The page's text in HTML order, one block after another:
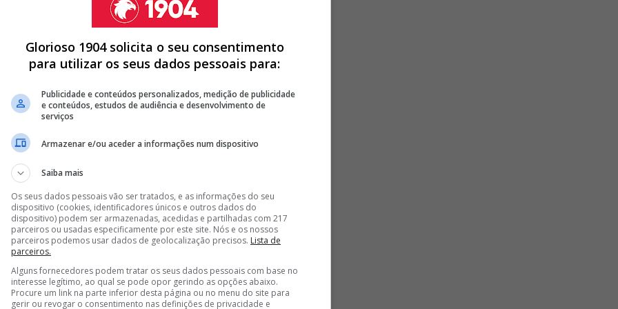
das águias sente que em Lisboa viveu
carreira, tendo sido na capital portuguesa que se
internacional.
E BENFICA JÁ TOMOU DECISÃO SOBRE EDERSON
CITY COMO POSSÍVEL SUBSTITUTO DE TRUBIN
A CABEÇA E FENERBAHÇE HIPOTECA TÍTULO (VÍDEO)
está longe de ser simples. Ederson
Glorioso 1904 solicita o seu consentimento
para utilizar os seus dados pessoais para:
Publicidade e conteúdos personalizados, medição de publicidade
e conteúdos, estudos de audiência e desenvolvimento de
serviços
Armazenar e/ou aceder a informações num dispositivo
Saiba mais
Os seus dados pessoais vão ser tratados, e as informações do seu
dispositivo (cookies, identificadores únicos e outros dados do
dispositivo) podem ser armazenadas, acedidas e partilhadas com 217
parceiros ou usadas especificamente por este site. Nós e os nossos
parceiros podemos usar dados de geolocalização precisos. Lista de
parceiros.
Alguns fornecedores podem tratar os seus dados pessoais com base no
interesse legítimo, ao qual se pode opor gerindo as opções abaixo.
Procure um link na parte inferior desta página ou no menu do site para
gerir ou revogar o consentimento nas definições de privacidade e